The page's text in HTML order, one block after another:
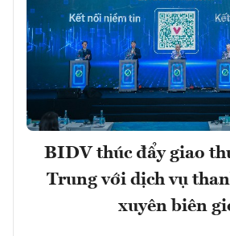
BIDV thúc đẩy giao
Trung với dịch vụ
xuyên biên